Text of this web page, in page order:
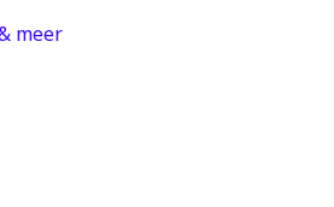
meer